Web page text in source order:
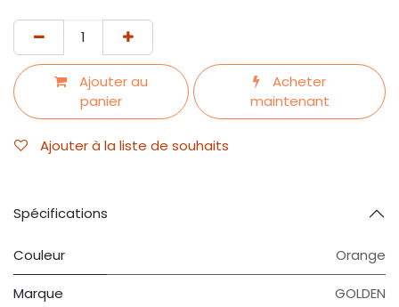
Ajouter au
panier
Acheter
maintenant
Ajouter à la liste de souhaits
Spécifications
Couleur Orange
Marque GOLDEN